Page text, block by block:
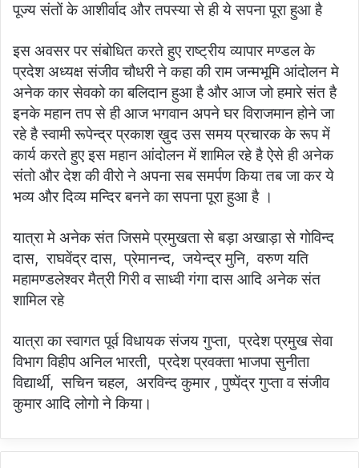
पूज्य संतों के आशीर्वाद और तपस्या से ही ये सपना पूरा हुआ है
इस अवसर पर संबोधित करते हुए राष्ट्रीय व्यापार मण्डल के
प्रदेश अध्यक्ष संजीव चौधरी ने कहा की राम जन्मभूमि आंदोलन मे
अनेक कार सेवको का बलिदान हुआ है और आज जो हमारे संत है
इनके महान तप से ही आज भगवान अपने घर विराजमान होने जा
रहे है स्वामी रूपेन्द्र प्रकाश ख़ुद उस समय प्रचारक के रूप में
कार्य करते हुए इस महान आंदोलन में शामिल रहे है ऐसे ही अनेक
संतो और देश की वीरो ने अपना सब समर्पण किया तब जा कर ये
भव्य और दिव्य मन्दिर बनने का सपना पूरा हुआ है ।
यात्रा मे अनेक संत जिसमे प्रमुखता से बड़ा अखाड़ा से गोविन्द
दास, राघवेंद्र दास, प्रेमानन्द, जयेन्द्र मुनि, वरुण यति
महामण्डलेश्वर मैत्री गिरी व साध्वी गंगा दास आदि अनेक संत
शामिल रहे
यात्रा का स्वागत पूर्व विधायक संजय गुप्ता, प्रदेश प्रमुख सेवा
विभाग विहीप अनिल भारती, प्रदेश प्रवक्ता भाजपा सुनीता
विद्यार्थी, सचिन चहल, अरविन्द कुमार , पुष्पेंद्र गुप्ता व संजीव
कुमार आदि लोगो ने किया।